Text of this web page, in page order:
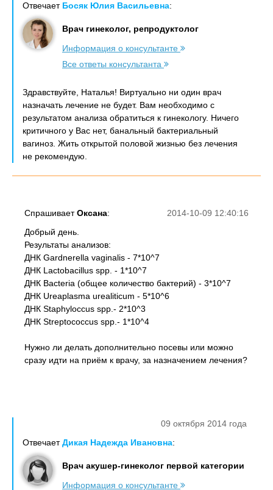
Отвечает Босяк Юлия Васильевна:
Врач гинеколог, репродуктолог
Информация о консультанте
Все ответы консультанта
Здравствуйте, Наталья! Виртуально ни один врач
назначать лечение не будет. Вам необходимо с
результатом анализа обратиться к гинекологу. Ничего
критичного у Вас нет, банальный бактериальный
вагиноз. Жить открытой половой жизнью без лечения
не рекомендую.
2014-10-09 12:40:16
СпрашиваетОксана:
Добрый день.
Результаты анализов:
ДНК Gardnerella vaginalis - 7*10^7
ДНК Lactobacillus spр. - 1*10^7
ДНК Bacteria (общее количество бактерий) - 3*10^7
ДНК Ureaplasma urealiticum - 5*10^6
ДНК Staphyloccus spp.- 2*10^3
ДНК Streptococcus spp.- 1*10^4
Нужно ли делать дополнительно посевы или можно
сразу идти на приём к врачу, за назначением лечения?
09 октября 2014 года
ОтвечаетДикая Надежда Ивановна:
Врач акушер-гинеколог первой категории
Информация о консультанте